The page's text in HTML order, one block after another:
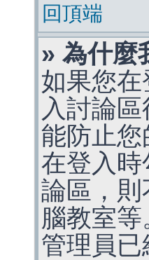
回頂端
» 為什麼
如果您
入討論
能防止
在登入
論區，
腦教室
管理員